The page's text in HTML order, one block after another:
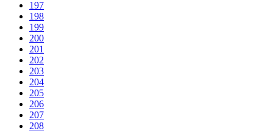
197
198
199
200
201
202
203
204
205
206
207
208